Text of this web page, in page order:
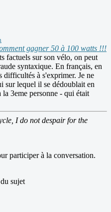
gagner 50 à 100 watts !!!
factuels sur son vélo, on peut
syntaxique. En français, en
difficultés à s'exprimer. Je ne
sur lequel il se dédoublait en
3eme personne - qui était
I do not despair for the
participer à la conversation.
sujet